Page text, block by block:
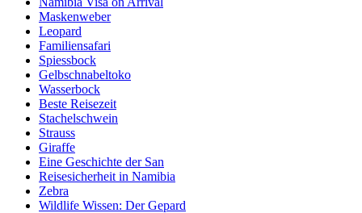
Maskenweber
Leopard
Familiensafari
Spiessbock
Gelbschnabeltoko
Wasserbock
Beste Reisezeit
Stachelschwein
Strauss
Giraffe
Eine Geschichte der San
Reisesicherheit in Namibia
Zebra
Wildlife Wissen: Der Gepard